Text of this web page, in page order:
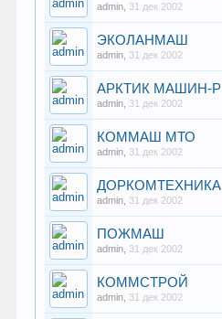
admin 31 дек 2002
ЭКОЛАНМАШ
admin 31 дек 2002
АРКТИК МАШИН-Р
admin 31 дек 2002
КОММАШ МТО
admin 31 дек 2002
ДОРКОМТЕХНИКА
admin 31 дек 2002
ПОЖМАШ
admin 31 дек 2002
КОММСТРОЙ
admin 31 дек 2002